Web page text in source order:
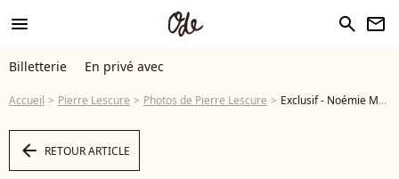
menu search newsletter
Billetterie En privé avec
Accueil Pierre Lescure Photos de Pierre Lescure Exclusif - Noémie Merlant, Sanda Codreanu , Bertrand Chameroy, Sofiane Zermani (Fianso), Souheila Yacoub, Anne-Elisabeth Lemoine, Adriana Karembeu, Patrick Cohen, Pierre Lescure sur le plateau de 'émission "C à vous" lors du 77ème Festival International du Film de Cannes le 17 mai 2024. © Jack Tribeca / Bestimage - Photo
arrow_left RETOUR ARTICLE